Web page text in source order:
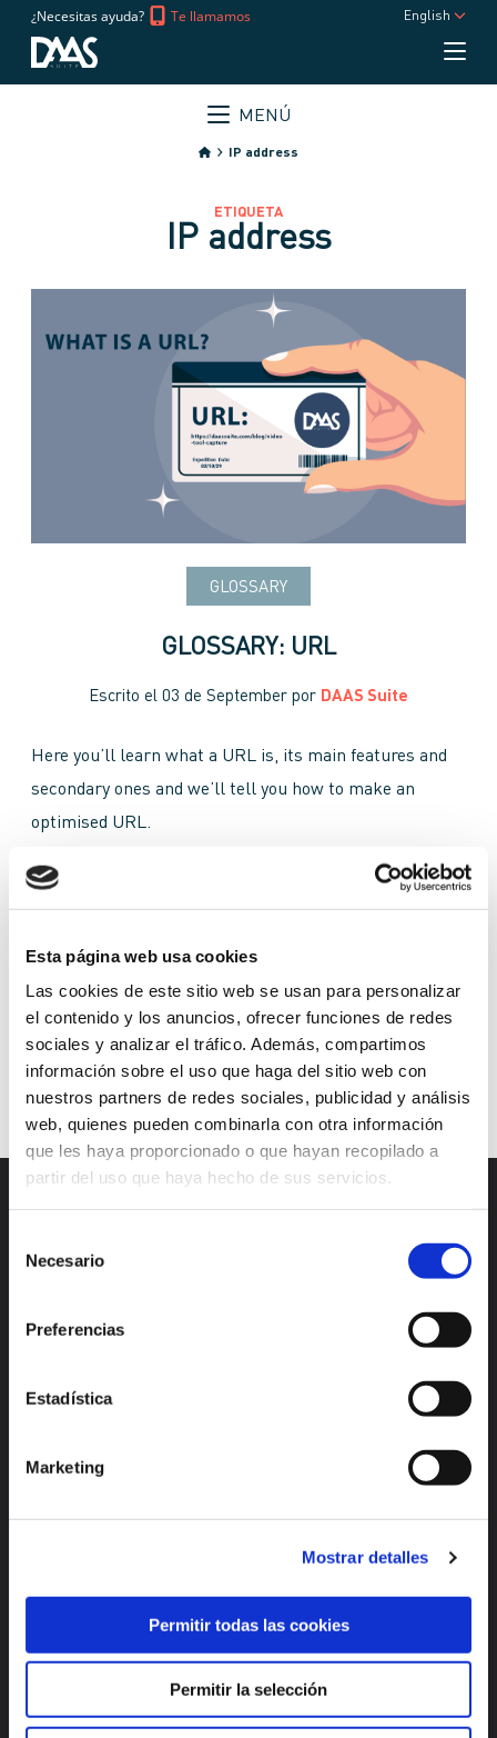
Esta página web usa cookies
Las cookies de este sitio web se usan para personalizar
el contenido y los anuncios, ofrecer funciones de redes
sociales y analizar el tráfico. Además, compartimos
información sobre el uso que haga del sitio web con
nuestros partners de redes sociales, publicidad y análisis
web, quienes pueden combinarla con otra información
que les haya proporcionado o que hayan recopilado a
partir del uso que haya hecho de sus servicios.
Necesario
Preferencias
Estadística
Marketing
Mostrar detalles
Permitir todas las cookies
Permitir la selección
¿Necesitas ayuda? Te llamamos English
MENÚ
IP address
ETIQUETA
IP address
GLOSSARY
GLOSSARY: URL
Escrito el 03 de September por DAAS Suite
Here you’ll learn what a URL is, its main features and
secondary ones and we’ll tell you how to make an
optimised URL.
basic URL IP address
key words own URL search engines
SEO positioning TLD Top Level Domain
Uniform Resources Locator URL user data
web page website
Continuar leyendo
Alicante
About DAAS Suite
Blog